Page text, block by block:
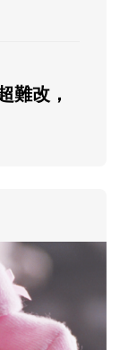
難改，